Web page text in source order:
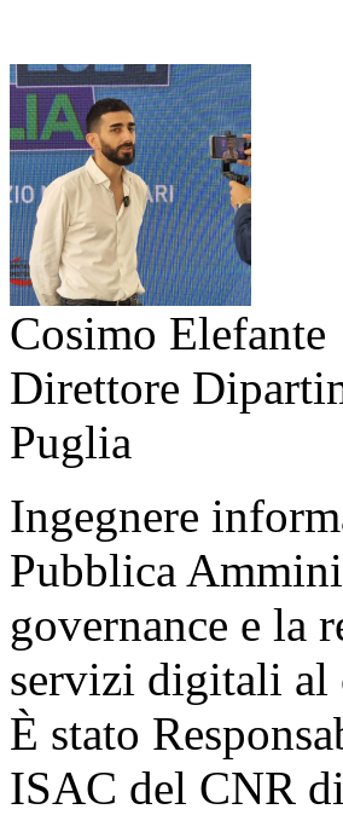
Cosimo Elefante
Direttore
Puglia
Ingegnere
Pubblica
governance e la
servizi digitali al
È stato
ISAC del CNR